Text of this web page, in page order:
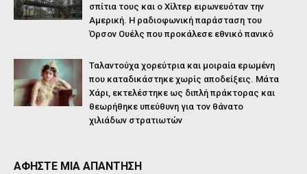
σπίτια τους και ο Χίλτερ ειρωνευόταν την
Αμερική. Η ραδιοφωνική παράσταση του
Όρσον Ουέλς που προκάλεσε εθνικό πανικό
Ταλαντούχα χορεύτρια και μοιραία ερωμένη
που καταδικάστηκε χωρίς αποδείξεις. Μάτα
Χάρι, εκτελέστηκε ως διπλή πράκτορας και
θεωρήθηκε υπεύθυνη για τον θάνατο
χιλιάδων στρατιωτών
ΑΦΗΣΤΕ ΜΙΑ ΑΠΑΝΤΗΣΗ